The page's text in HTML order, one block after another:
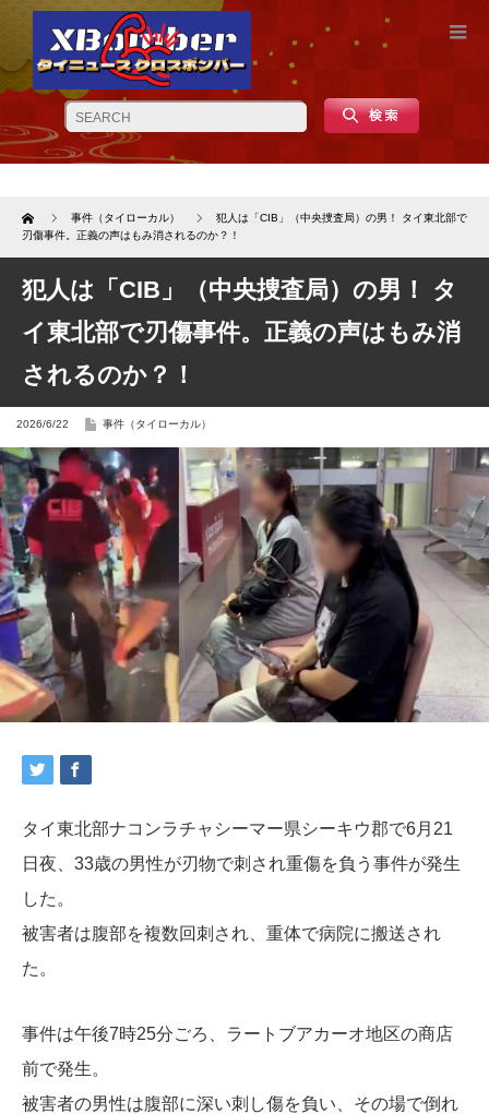
Home 事件（タイローカル）
犯人は「CIB」（中央捜査局）の男！ タイ東北部で
刃傷事件。正義の声はもみ消されるのか？！
犯人は「CIB」（中央捜査局）の男！ タ
イ東北部で刃傷事件。正義の声はもみ消
されるのか？！
2026/6/22 事件（タイローカル）
タイ東北部ナコンラチャシーマー県シーキウ郡で6月21
日夜、33歳の男性が刃物で刺され重傷を負う事件が発生
した。
被害者は腹部を複数回刺され、重体で病院に搬送され
た。
事件は午後7時25分ごろ、ラートブアカーオ地区の商店
前で発生。
被害者の男性は腹部に深い刺し傷を負い、その場で倒れ